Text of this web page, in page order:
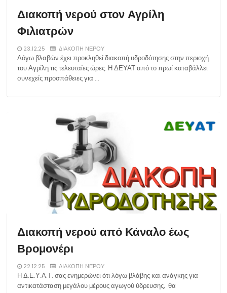
Διακοπή νερού στον Αγρίλη
Φιλιατρών
23.12.25 ΔΙΑΚΟΠΗ ΝΕΡΟΥ
Λόγω βλαβών έχει προκληθεί διακοπή υδροδότησης στην περιοχή
του Αγρίλη τις τελευταίες ώρες. Η ΔΕΥΑΤ από το πρωί καταβάλλει
συνεχείς προσπάθειες για …
Διακοπή νερού από Κάναλο έως
Βρομονέρι
22.12.25 ΔΙΑΚΟΠΗ ΝΕΡΟΥ
Η Δ.Ε.Υ.Α.Τ. σας ενημερώνει ότι λόγω βλάβης και ανάγκης για
αντικατάσταση μεγάλου μέρους αγωγού ύδρευσης, θα